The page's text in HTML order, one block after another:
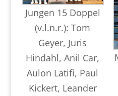
Jungen 15 Doppel
(v.l.n.r.): Tom
Geyer, Juris
Hindahl, Anil Car,
Aulon Latifi, Paul
Kickert, Leander